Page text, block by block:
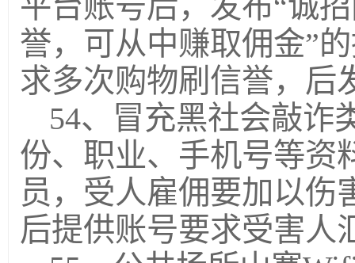
誉，可从中赚取佣金”
求多次购物刷信誉，后
54、冒充黑社会敲诈
份、职业、手机号等资
员，受人雇佣要加以伤
后提供账号要求受害人